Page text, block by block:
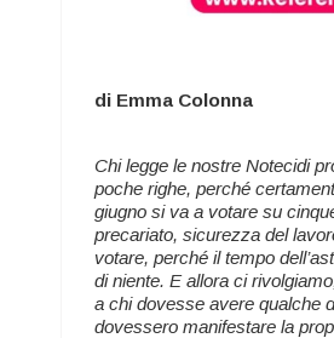
di Emma Colonna
Chi legge le nostre Notecidi
poche righe, perché
giugno si va a votare su
precariato, sicurezza del
votare, perché il tempo
di niente. E allora ci
a chi dovesse avere qualche
dovessero manifestare la